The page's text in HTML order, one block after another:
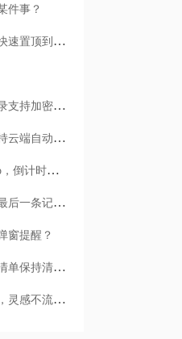
件事？
临时插进来的紧急任务，哪款备忘录支持快速置顶到清单首位？
日记和账号密码需要安全存放，哪款备忘录支持加密保护？
安卓手机换机后数据会丢吗？哪款便签支持云端自动备份？
有没有支持农历提醒桌面小组件的便签app，倒计时一目了然
哪款记录软件支持卸载前自动同步，确保最后一条记录不丢失？
窗提醒？
哪款记录工具支持打卡完成后自动归档，清单保持清爽？
有没有支持快捷键一秒呼出的桌面备忘录，灵感不流失？